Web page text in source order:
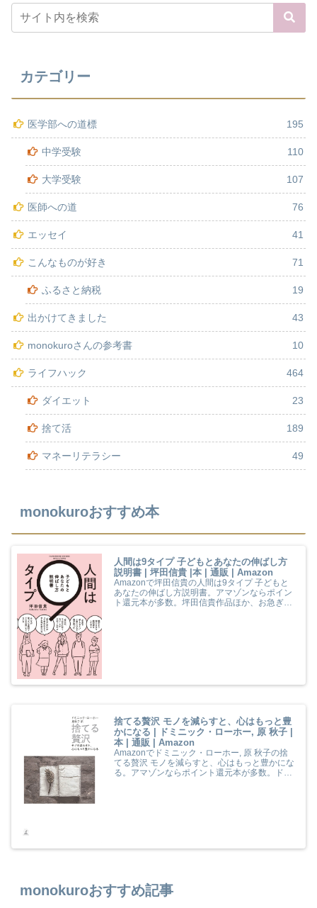
カテゴリー
医学部への道標 195
中学受験 110
大学受験 107
医師への道 76
エッセイ 41
こんなものが好き 71
ふるさと納税 19
出かけてきました 43
monokuroさんの参考書 10
ライフハック 464
ダイエット 23
捨て活 189
マネーリテラシー 49
monokuroおすすめ本
人間は9タイプ 子どもとあなたの伸ばし方
説明書 | 坪田信貴 |本 | 通販 | Amazon
Amazonで坪田信貴の人間は9タイプ 子どもと
あなたの伸ばし方説明書。アマゾンならポイン
ト還元本が多数。坪田信貴作品ほか、お急ぎ便
捨てる贅沢 モノを減らすと、心はもっと豊
かになる | ドミニック・ローホー, 原 秋子 |
本 | 通販 | Amazon
Amazonでドミニック・ローホー, 原 秋子の捨
てる贅沢 モノを減らすと、心はもっと豊かにな
る。アマゾンならポイント還元本が多数。ドミ
monokuroおすすめ記事